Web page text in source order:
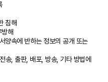
침해
해
양속에 반하는 정보의 공개 또는
송, 출판, 배포, 방송, 기타 방법에